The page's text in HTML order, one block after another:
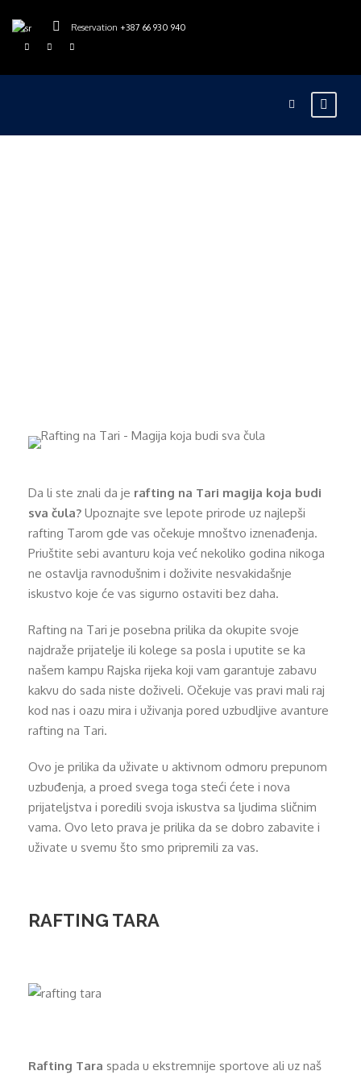
Reservation +387 66 930 940
Da li ste znali da je rafting na Tari magija koja budi
sva čula? Upoznajte sve lepote prirode uz najlepši
rafting Tarom gde vas očekuje mnoštvo iznenađenja.
Priuštite sebi avanturu koja već nekoliko godina nikoga
ne ostavlja ravnodušnim i doživite nesvakidašnje
iskustvo koje će vas sigurno ostaviti bez daha.
Rafting na Tari je posebna prilika da okupite svoje
najdraže prijatelje ili kolege sa posla i uputite se ka
našem kampu Rajska rijeka koji vam garantuje zabavu
kakvu do sada niste doživeli. Očekuje vas pravi mali raj
kod nas i oazu mira i uživanja pored uzbudljive avanture
rafting na Tari.
Ovo je prilika da uživate u aktivnom odmoru prepunom
uzbuđenja, a proed svega toga steći ćete i nova
prijateljstva i poredili svoja iskustva sa ljudima sličnim
vama. Ovo leto prava je prilika da se dobro zabavite i
uživate u svemu što smo pripremili za vas.
RAFTING TARA
Rafting Tara spada u ekstremnije sportove ali uz naš